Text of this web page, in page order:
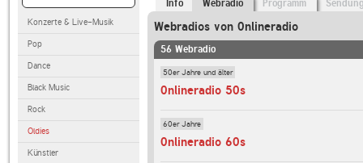
Konzerte & Live-Musik
Pop
Dance
Black Music
Rock
Oldies
Künstler
Info Webradio Programm
Webradios von 0nlineradio
56 Webradio
50er Jahre und älter
0nlineradio 50s
60er Jahre
0nlineradio 60s